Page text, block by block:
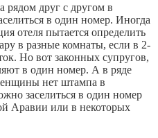
рядом друг с другом в
в один номер. Иногда
отеля пытается определить
в разные комнаты, если в 2-
Но вот законных супругов,
в один номер. А в ряде
нет штампа в
заселиться в один номер
Аравии или в некоторых